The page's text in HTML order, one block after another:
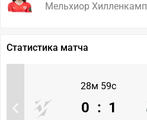
Мельхиор Хилленкамп
Статистика матча
28м 59с
0 : 1